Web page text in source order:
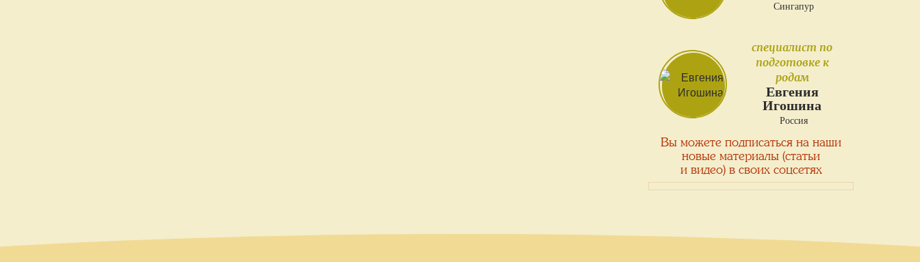
Сингапур
специалист по
подготовке к
родам
Евгения
Игошина
Россия
Вы можете подписаться на наши
новые материалы (статьи
и видео) в своих соцсетях